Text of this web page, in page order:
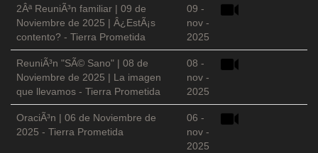
2Âª ReuniÃ³n familiar | 09 de
Noviembre de 2025 | Â¿EstÃ¡s
contento? - Tierra Prometida
09 -
nov -
2025
ReuniÃ³n "SÃ© Sano" | 08 de
Noviembre de 2025 | La imagen
que llevamos - Tierra Prometida
08 -
nov -
2025
OraciÃ³n | 06 de Noviembre de
2025 - Tierra Prometida
06 -
nov -
2025